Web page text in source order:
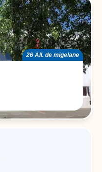
26 All. de migelane